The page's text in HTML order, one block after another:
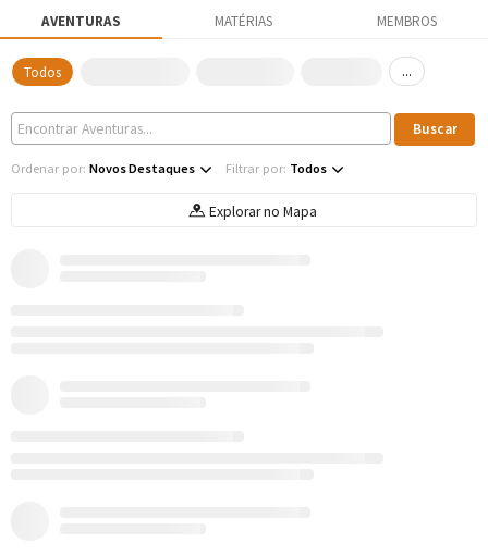
AVENTURAS MATÉRIAS MEMBROS
Todos ...
Ordenar por: Novos Destaques Filtrar por: Todos
Explorar no Mapa